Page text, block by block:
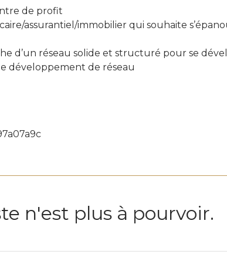
de profit
assurantiel/immobilier qui souhaite
d’un réseau solide et structuré pour se
développement de réseau
n'est plus à pourvoir.